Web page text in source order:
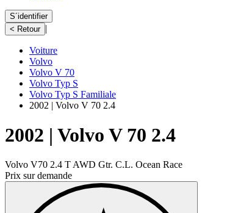
S´identifier
< Retour |
Voiture
Volvo
Volvo V 70
Volvo Typ S
Volvo Typ S Familiale
2002 | Volvo V 70 2.4
2002 | Volvo V 70 2.4
Volvo V70 2.4 T AWD Gtr. C.L. Ocean Race
Prix sur demande